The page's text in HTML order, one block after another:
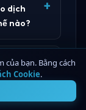
dịch
nào?
nhàbạn. Bằng cách
Cookie.